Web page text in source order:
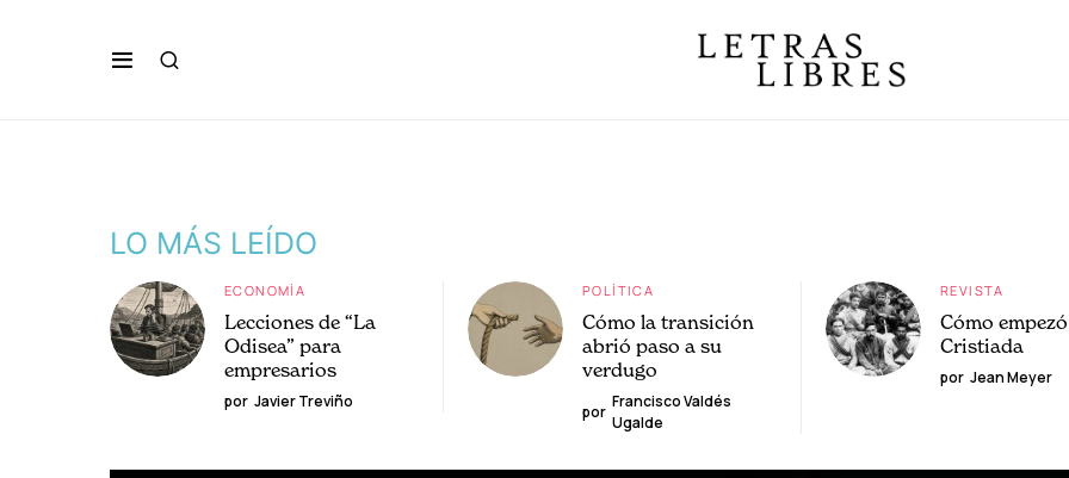
LO MÁS LEÍDO
ECONOMÍA
Lecciones de “La
Odisea” para
empresarios
por Javier Treviño
POLÍTICA
Cómo la transición
abrió paso a su
verdugo
por
Francisco Valdés
Ugalde
REVISTA
Cómo
Cristiada
por Jean Meyer